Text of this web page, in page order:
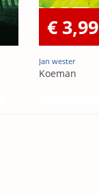
€ 3,99
Jan wester
Koeman